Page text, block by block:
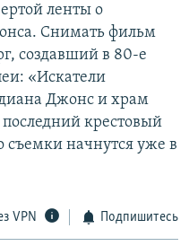
ленты о
Снимать фильм
создавший в 80-е
«Искатели
Джонс и храм
крестовый
съемки начнутся уже в
VPN Подпишитесь